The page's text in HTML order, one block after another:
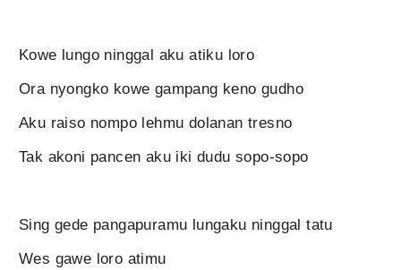
Kowe lungo ninggal aku atiku loro
Ora nyongko kowe gampang keno gudho
Aku raiso nompo lehmu dolanan tresno
Tak akoni pancen aku iki dudu sopo-sopo
Sing gede pangapuramu lungaku ninggal tatu
Wes gawe loro atimu